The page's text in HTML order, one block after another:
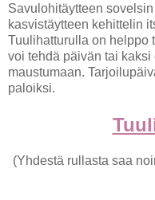
Savulohitäytteen
kasvistäytteen kehittelin
Tuulihatturulla on helppo
voi tehdä päivän tai
maustumaan.
paloiksi.
(Yhdestä rullasta saa